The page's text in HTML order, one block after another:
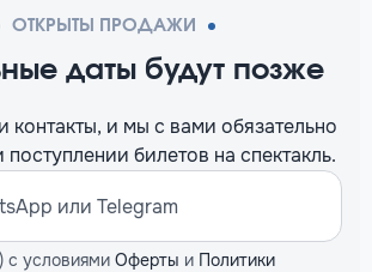
ОТКРЫТЫ ПРОДАЖИ
даты будут позже
контакты, и мы c вами обязательно
билетов на спектакль.
с условиями Оферты и Политики